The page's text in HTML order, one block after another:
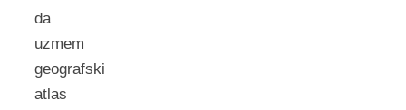
da
uzmem
geografski
atlas